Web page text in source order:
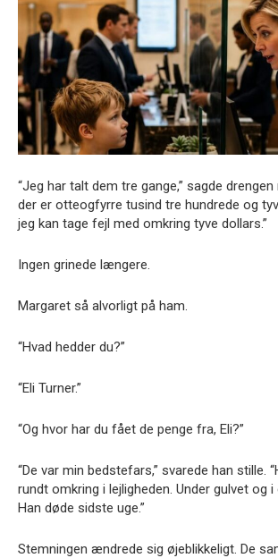
“Jeg har talt dem tre gange,” sagde
der er otteogfyrre tusind tre hundrede og
jeg kan tage fejl med omkring tyve dollars.”
Ingen grinede længere.
Margaret så alvorligt på ham.
“Hvad hedder du?”
“Eli Turner.”
“Og hvor har du fået de penge fra, Eli?”
“De var min bedstefars,” svarede han stille.
rundt omkring i lejligheden. Under gulvet og
Han døde sidste uge.”
Stemningen ændrede sig øjeblikkeligt. De